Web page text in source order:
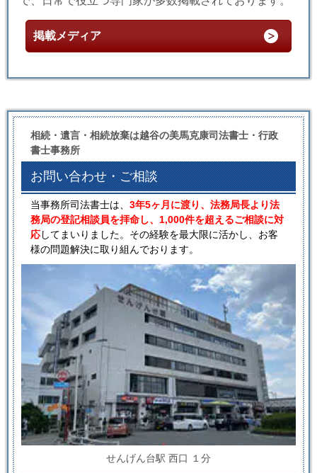
掲載メディア
相続・遺言・相続放棄は越谷の美馬克康司法書士・行政
書士事務所
お問い合わせ・ご相談
当事務所司法書士は、 3年5ヶ月に渡り、法務局長より法
務局の登記相談員を拝命し、1,000件を超えるご相談に対
応してまいりました。その経験を最大限に活かし、お客
様の問題解決に取り組んでおります。
せんげん台駅 西口 １分